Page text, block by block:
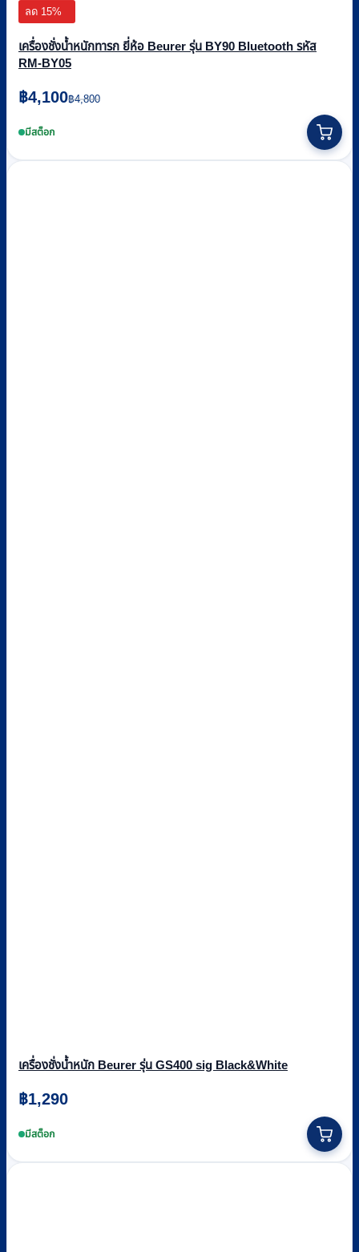
ลด 15%
เครื่องชั่งน้ำหนักทารก ยี่ห้อ Beurer รุ่น BY90 Bluetooth รหัส
RM-BY05
฿4,800
Original
price
was:
฿4,100
Current
price
is:มีสต็อก
เครื่องชั่งน้ำหนัก Beurer รุ่น GS400 sig Black&White
฿1,290
มีสต็อก
product